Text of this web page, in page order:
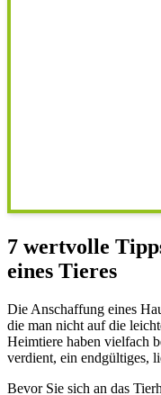
7 wertvolle
eines Tieres
Die Anschaffung eines
die man nicht auf die
Heimtiere haben vielfach
verdient, ein endgültiges,
Bevor Sie sich an das